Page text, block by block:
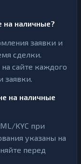
на наличные?
заявки и
сделки.
сайте каждого
заявки.
на наличные
KYC при
указаны на
перед